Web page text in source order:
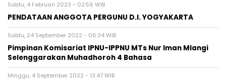
Sabtu, 4 Februari 2023 - 02:56 WIB
PENDATAAN ANGGOTA PERGUNU D.I. YOGYAKARTA
Sabtu, 24 September 2022 - 06:34 WIB
Pimpinan Komisariat IPNU-IPPNU MTs Nur Iman Mlangi
Selenggarakan Muhadhoroh 4 Bahasa
Minggu, 4 September 2022 - 13:47 WIB